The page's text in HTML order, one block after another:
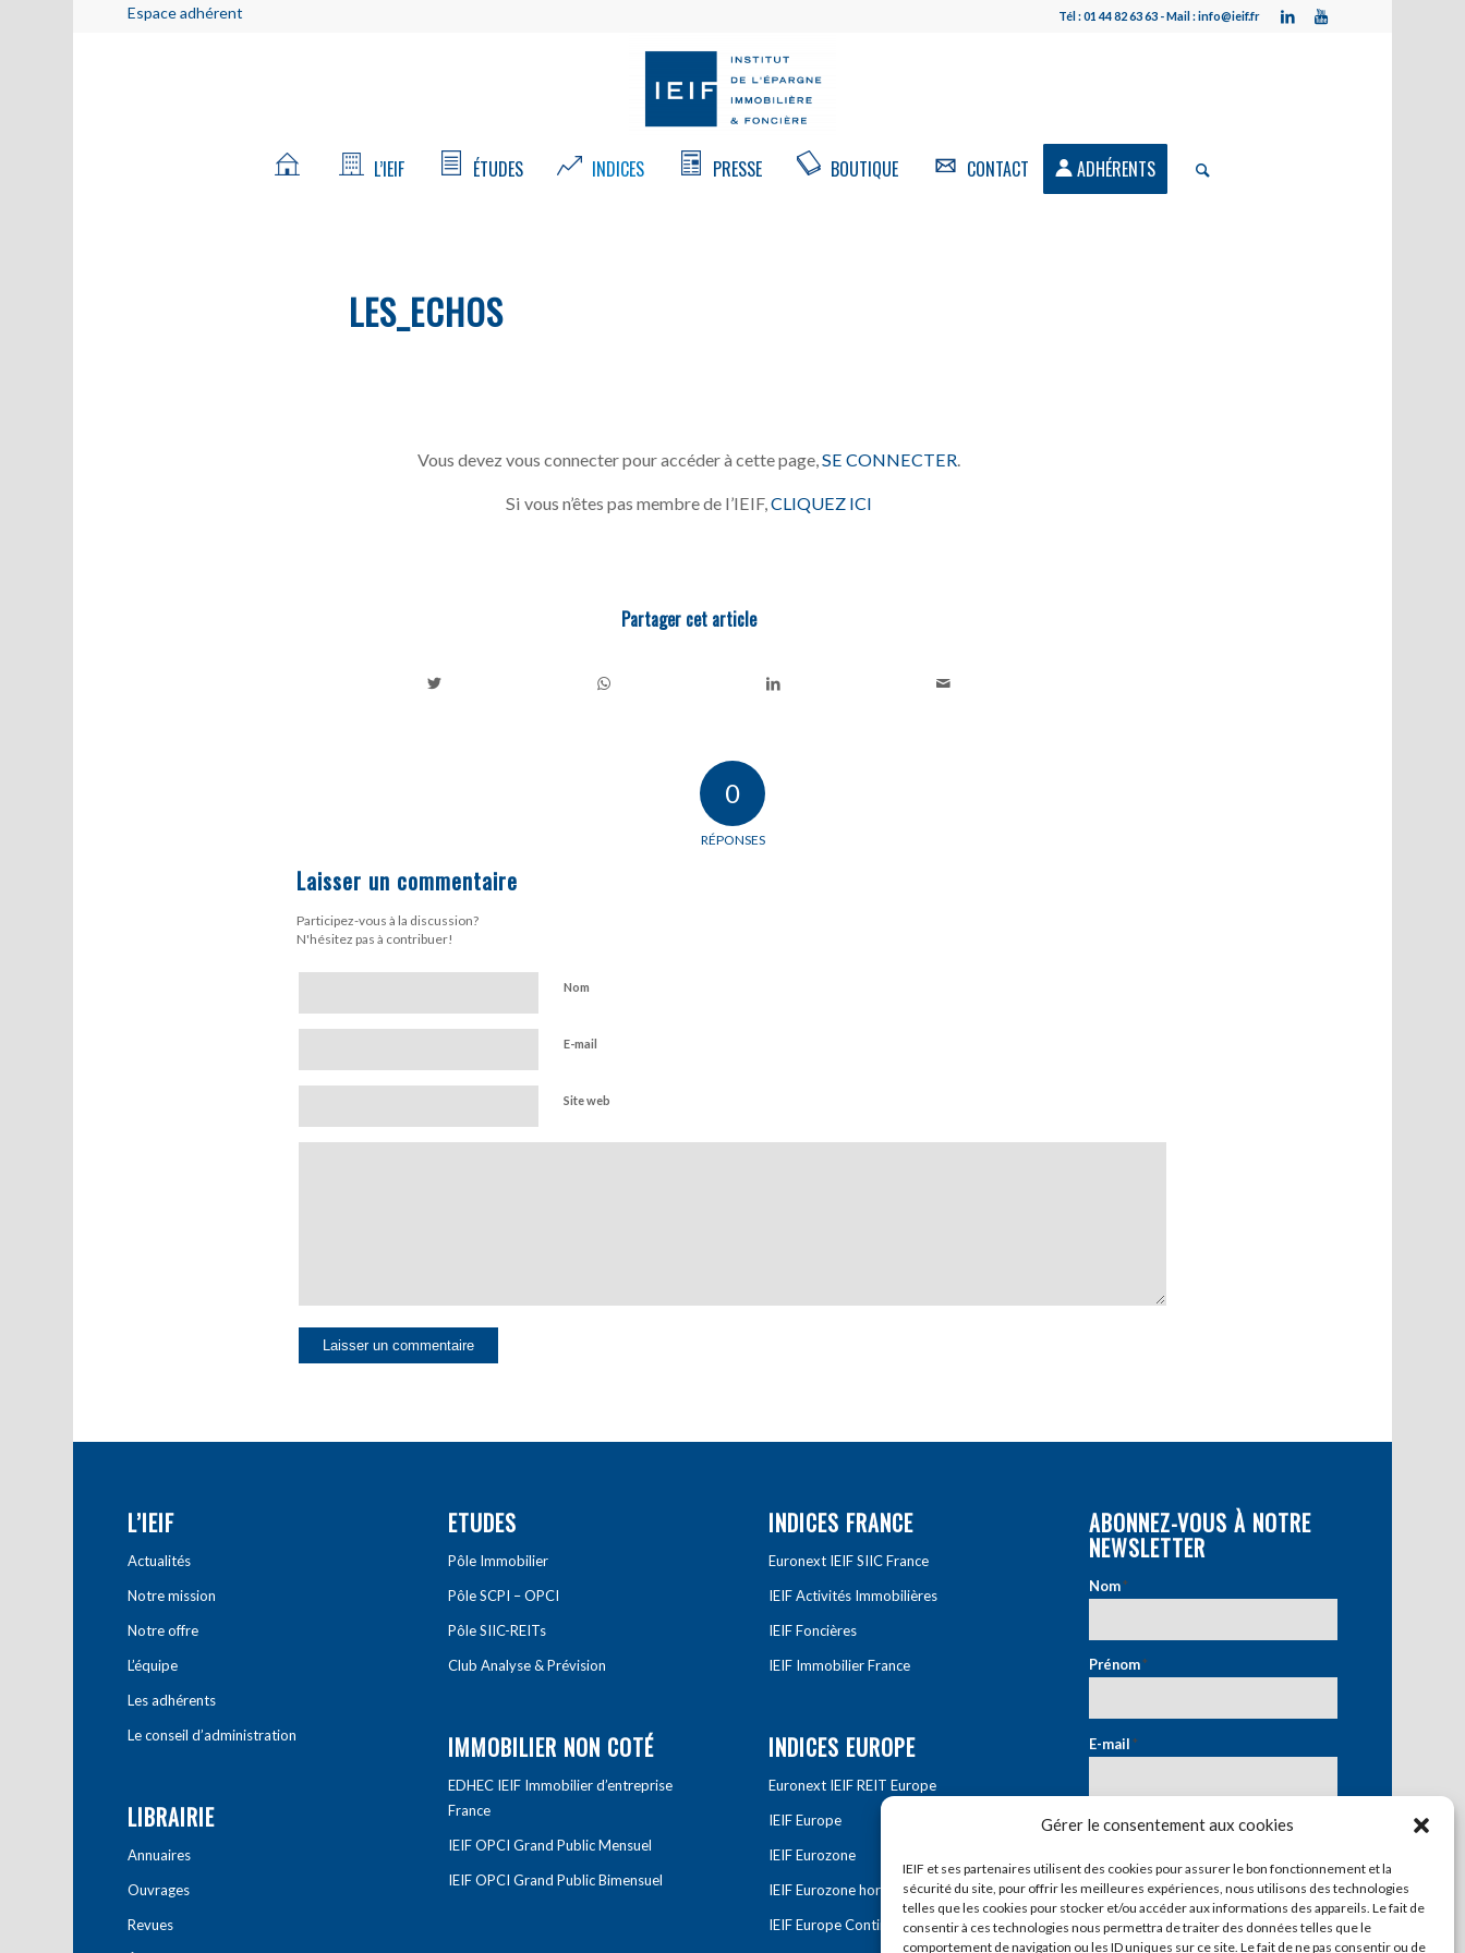
Gérer le consentement aux cookies
IEIF et ses partenaires utilisent des cookies pour assurer le bon fonctionnement et la
sécurité du site, pour offrir les meilleures expériences, nous utilisons des technologies
telles que les cookies pour stocker et/ou accéder aux informations des appareils. Le fait de
consentir à ces technologies nous permettra de traiter des données telles que le
comportement de navigation ou les ID uniques sur ce site. Le fait de ne pas consentir ou de
Espace adhérent Tél : 01 44 82 63 63 - Mail : info@ieif.fr
L’IEIF ÉTUDES INDICES PRESSE BOUTIQUE CONTACT ADHÉRENTS
LES_ECHOS
Vous devez vous connecter pour accéder à cette page, SE CONNECTER
Si vous n’êtes pas membre de l’IEIF,CLIQUEZ ICI
Partager cet article
0
RÉPONSES
Laisser un commentaire
Participez-vous à la discussion?
N'hésitez pas à contribuer!
Nom
E-mail
Site web
L’IEIF
Actualités
Notre mission
Notre offre
L’équipe
Les adhérents
Le conseil d’administration
LIBRAIRIE
Annuaires
Ouvrages
Revues
ETUDES
Pôle Immobilier
Pôle SCPI – OPCI
Pôle SIIC-REITs
Club Analyse & Prévision
IMMOBILIER NON COTÉ
EDHEC IEIF Immobilier d’entreprise
France
IEIF OPCI Grand Public Mensuel
IEIF OPCI Grand Public Bimensuel
INDICES FRANCE
Euronext IEIF SIIC France
IEIF Activités Immobilières
IEIF Foncières
IEIF Immobilier France
INDICES EUROPE
Euronext IEIF REIT Europe
IEIF Europe
IEIF Eurozone
IEIF Eurozone hors France
IEIF Europe Continentale
ABONNEZ-VOUS À NOTRE
NEWSLETTER
Nom*
Prénom*
E-mail*